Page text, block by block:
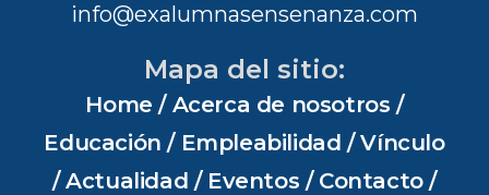
info@exalumnasensenanza.com
Mapa del sitio:
Home / Acerca de nosotros /
Educación / Empleabilidad /Vínculo
/Actualidad / Eventos / Contacto/